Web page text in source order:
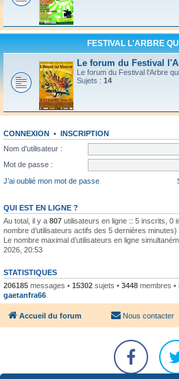
FESTIVAL L'ARBRE
Le forum du Festival
Le forum du Festival l'Arbre
Sujets : 14
CONNEXION • INSCRIPTION
Nom d’utilisateur :
Mot de passe :
J’ai oublié mon mot de passe
QUI EST EN LIGNE ?
Au total, il y a 807 utilisateurs en ligne :: 5 inscrits, 0
nombre d’utilisateurs actifs des 5 dernières minutes)
Le nombre maximal d’utilisateurs en ligne
2026, 20:53
STATISTIQUES
206185 messages • 15302 sujets • 3448 membres
gaetanfra66
Accueil du forum Nous contacter